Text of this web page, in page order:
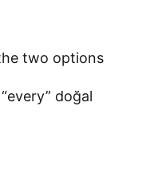
two options
doğal